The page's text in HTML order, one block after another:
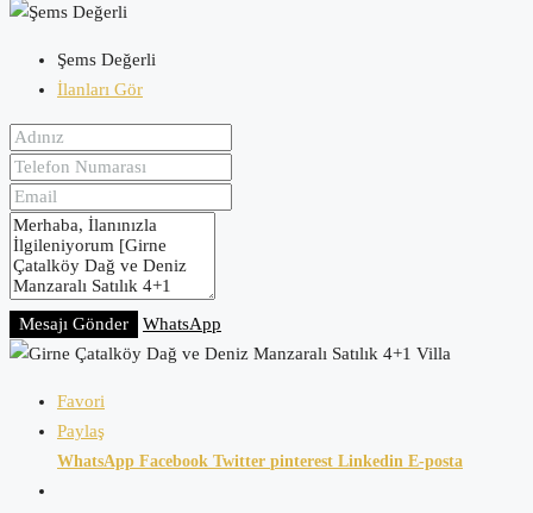
Şems Değerli
İlanları Gör
Mesajı Gönder WhatsApp
Favori
Paylaş
WhatsApp Facebook Twitter pinterest Linkedin E-posta